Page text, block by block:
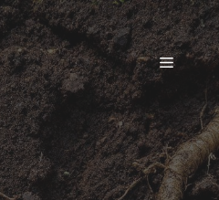
Menu